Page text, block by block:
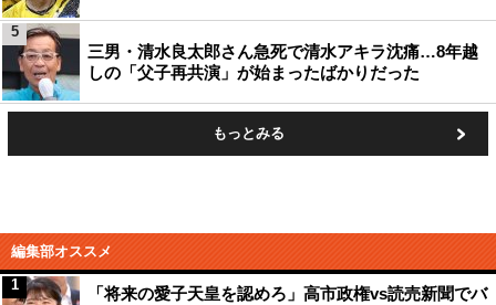
三男・清水良太郎さん急死で清水アキラ沈痛…8年越
しの「父子再共演」が始まったばかりだった
5
もっとみる
編集部オススメ
「将来の愛子天皇を認めろ」高市政権vs読売新聞でバ
1